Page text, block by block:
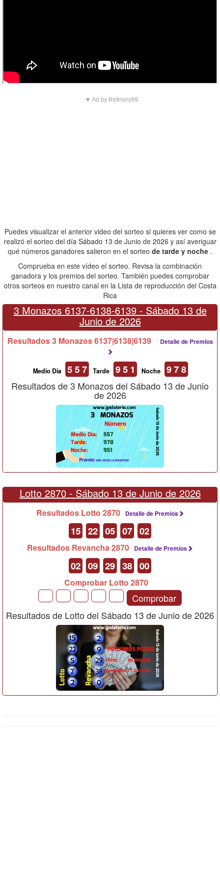
▼ Ad by Refinery89
Puedes visualizar el anterior video del sorteo si quieres ver como se
realizó el sorteo del día Sábado 13 de Junio de 2026 y así averiguar
qué números ganadores salieron en el sorteo de tarde y noche .
Comprueba en este vídeo el sorteo. Revisa la combinación
ganadora y los premios del sorteo. También puedes comprobar
otros sorteos en nuestro canal en la Lista de reproducción del Costa
Rica
3 Monazos 6137-6138-6139 - Sábado 13 de
Junio de 2026
Resultados 3 Monazos 6137|6138|6139 Detalle de Premios
Medio Día 5 5 7 Tarde 9 5 1 Noche 9 7 8
Resultados de 3 Monazos del Sábado 13 de Junio
de 2026
Lotto 2870 - Sábado 13 de Junio de 2026
Resultados Lotto 2870 Detalle de Premios
15 22 05 07 02
Resultados Revancha 2870 Detalle de Premios
02 09 29 38 00
Comprobar Lotto 2870
Comprobar
Resultados de Lotto del Sábado 13 de Junio de 2026